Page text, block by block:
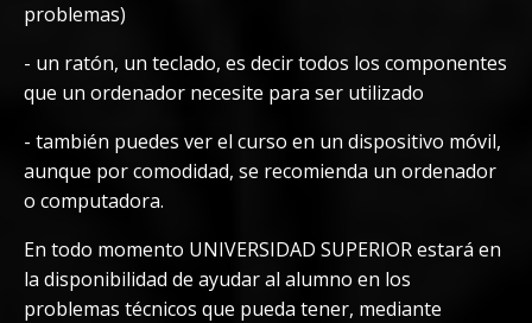
problemas)
- un ratón, un teclado, es decir todos los componentes
que un ordenador necesite para ser utilizado
- también puedes ver el curso en un dispositivo móvil,
aunque por comodidad, se recomienda un ordenador
o computadora.
En todo momento UNIVERSIDAD SUPERIOR estará en
la disponibilidad de ayudar al alumno en los
problemas técnicos que pueda tener, mediante